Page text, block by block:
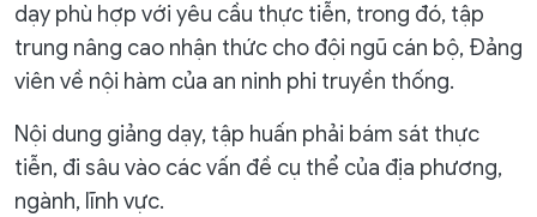
dạy phù hợp với yêu cầu thực tiễn, trong đó, tập
trung nâng cao nhận thức cho đội ngũ cán bộ, Đảng
viên về nội hàm của an ninh phi truyền thống.
Nội dung giảng dạy, tập huấn phải bám sát thực
tiễn, đi sâu vào các vấn đề cụ thể của địa phương,
ngành, lĩnh vực.